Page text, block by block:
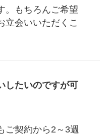
。もちろんご希望
立会いいただくこ
したいのですが可
ご契約から2～3週